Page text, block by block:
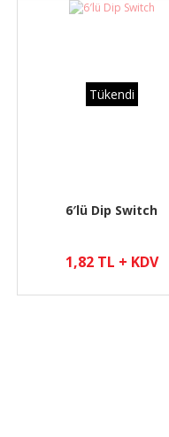
Tükendi
6′lü Dip Switch
1,82 TL + KDV